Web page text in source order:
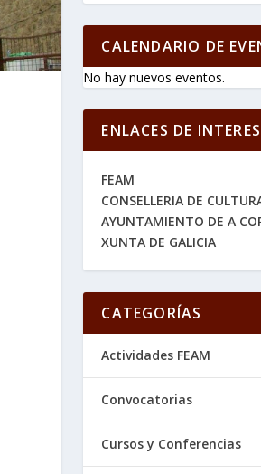
CALENDARIO DE
No hay nuevos eventos.
ENLACES DE INTERES
FEAM
CONSELLERIA DE
AYUNTAMIENTO DE A
XUNTA DE GALICIA
CATEGORÍAS
Actividades FEAM
Convocatorias
Cursos y Conferencias